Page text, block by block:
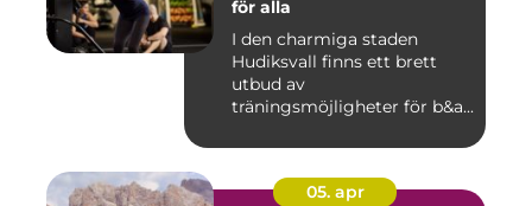
för alla
I den charmiga staden
Hudiksvall finns ett brett
utbud av
träningsmöjligheter för b&a...
05. apr